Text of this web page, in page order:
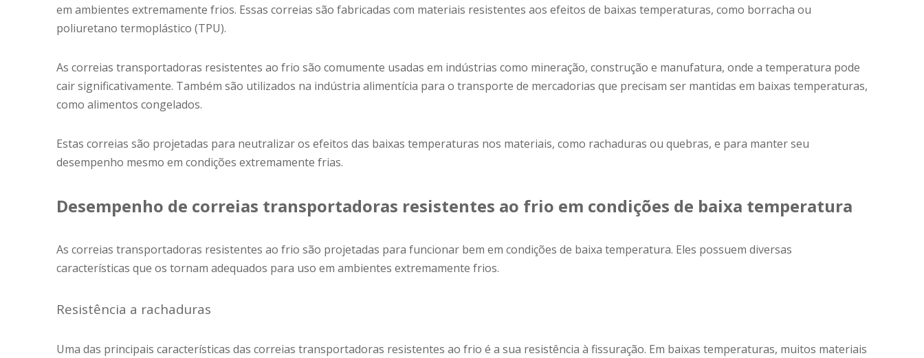
em ambientes extremamente frios. Essas correias são fabricadas com materiais resistentes aos efeitos de baixas temperaturas, como borracha ou
poliuretano termoplástico (TPU).
As correias transportadoras resistentes ao frio são comumente usadas em indústrias como mineração, construção e manufatura, onde a temperatura pode
cair significativamente. Também são utilizados na indústria alimentícia para o transporte de mercadorias que precisam ser mantidas em baixas temperaturas,
como alimentos congelados.
Estas correias são projetadas para neutralizar os efeitos das baixas temperaturas nos materiais, como rachaduras ou quebras, e para manter seu
desempenho mesmo em condições extremamente frias.
Desempenho de correias transportadoras resistentes ao frio em condições de baixa temperatura
As correias transportadoras resistentes ao frio são projetadas para funcionar bem em condições de baixa temperatura. Eles possuem diversas
características que os tornam adequados para uso em ambientes extremamente frios.
Resistência a rachaduras
Uma das principais características das correias transportadoras resistentes ao frio é a sua resistência à fissuração. Em baixas temperaturas, muitos materiais